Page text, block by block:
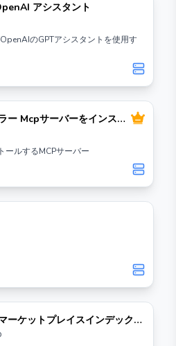
アシスタント
のGPTアシスタントを使用す
ー Mcpサーバーをインスト
サーバー
ールするMCPサーバー
ーケットプレイスインデックス